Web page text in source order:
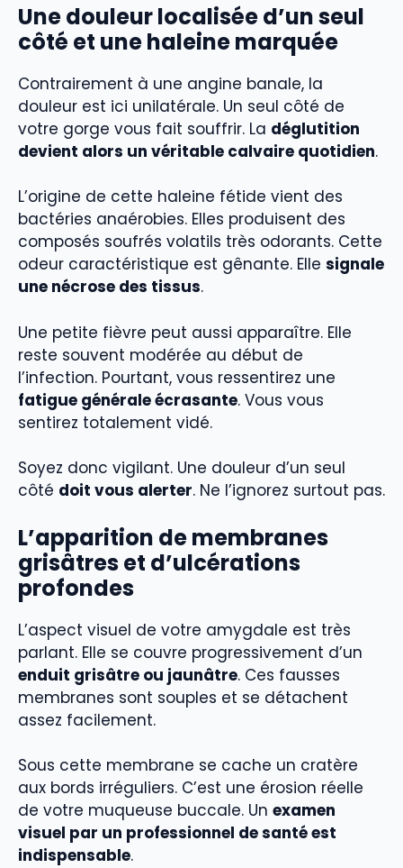
Une douleur localisée d’un seul
côté et une haleine marquée
Contrairement à une angine banale, la
douleur est ici unilatérale. Un seul côté de
votre gorge vous fait souffrir. La déglutition
devient alors un véritable calvaire quotidien.
L’origine de cette haleine fétide vient des
bactéries anaérobies. Elles produisent des
composés soufrés volatils très odorants. Cette
odeur caractéristique est gênante. Elle signale
une nécrose des tissus.
Une petite fièvre peut aussi apparaître. Elle
reste souvent modérée au début de
l’infection. Pourtant, vous ressentirez une
fatigue générale écrasante. Vous vous
sentirez totalement vidé.
Soyez donc vigilant. Une douleur d’un seul
côté doit vous alerter. Ne l’ignorez surtout pas.
L’apparition de membranes
grisâtres et d’ulcérations
profondes
L’aspect visuel de votre amygdale est très
parlant. Elle se couvre progressivement d’un
enduit grisâtre ou jaunâtre. Ces fausses
membranes sont souples et se détachent
assez facilement.
Sous cette membrane se cache un cratère
aux bords irréguliers. C’est une érosion réelle
de votre muqueuse buccale. Un examen
visuel par un professionnel de santé est
indispensable.